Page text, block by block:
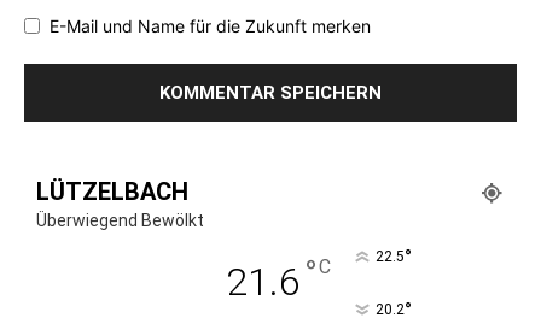
E-Mail und Name für die Zukunft merken
LÜTZELBACH
Überwiegend Bewölkt
21.6 °C 22.5°
20.2°